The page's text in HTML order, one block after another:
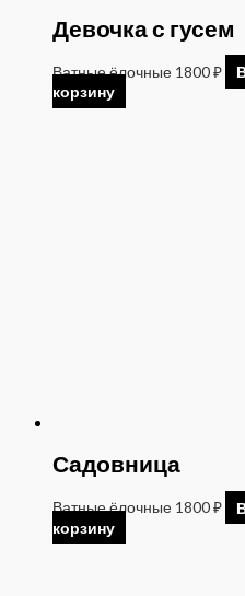
Девочка с гусем
Ватные ёлочные 1800₽
корзину
Садовница
Ватные ёлочные 1800₽
корзину